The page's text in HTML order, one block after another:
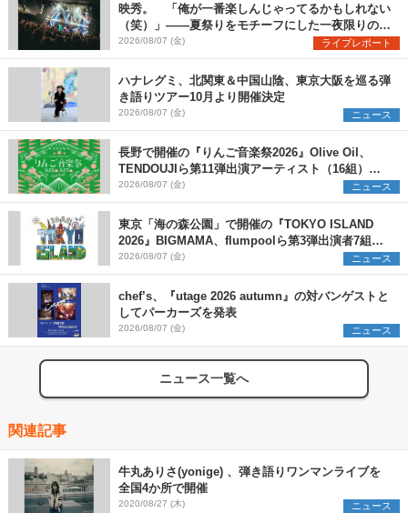
映秀。 「俺が一番楽しんじゃってるかもしれない
（笑）」――夏祭りをモチーフにした一夜限りのス
ペシャルライブ『色祭』レポート
2026/08/07 (金) ライブレポート
ハナレグミ、北関東＆中国山陰、東京大阪を巡る弾
き語りツアー10月より開催決定
2026/08/07 (金) ニュース
長野で開催の『りんご音楽祭2026』Olive Oil、
TENDOUJIら第11弾出演アーティスト（16組）を
発表
2026/08/07 (金) ニュース
東京「海の森公園」で開催の『TOKYO ISLAND
2026』BIGMAMA、flumpoolら第3弾出演者7組を
発表 ワークショップ・アート出展者を募集
2026/08/07 (金) ニュース
chef’s、『utage 2026 autumn』の対バンゲストと
してパーカーズを発表
2026/08/07 (金) ニュース
ニュース一覧へ
関連記事
牛丸ありさ(yonige) 、弾き語りワンマンライブを
全国4か所で開催
2020/08/27 (木) ニュース